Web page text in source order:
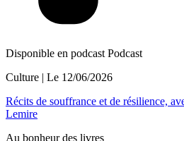
Disponible en podcast Podcast
Culture | Le 12/06/2026
Récits de souffrance et de résilience,
Lemire
Au bonheur des livres